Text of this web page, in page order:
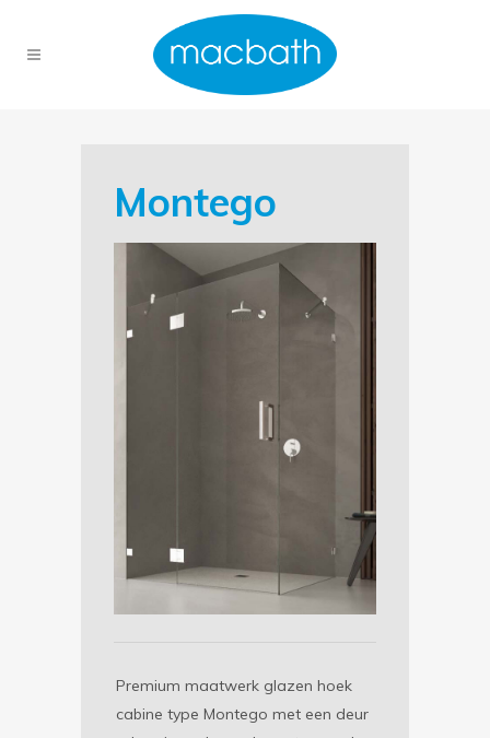
Montego
Premium maatwerk glazen hoek
cabine type Montego met een deur